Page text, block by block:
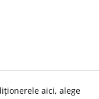
aici, alege